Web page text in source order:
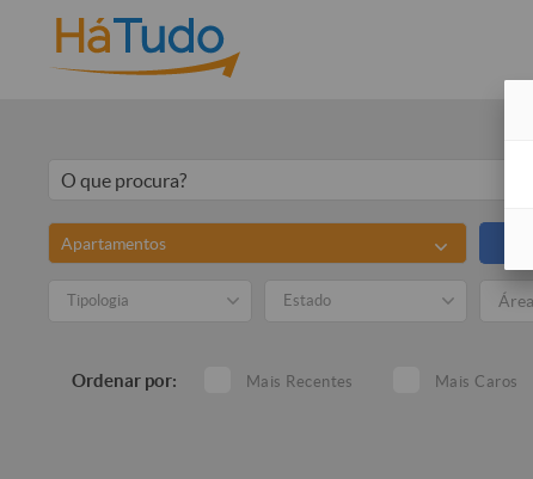
Apartamentos
Tipologia Estado
Ordenar por: Mais Recentes Mais Caros